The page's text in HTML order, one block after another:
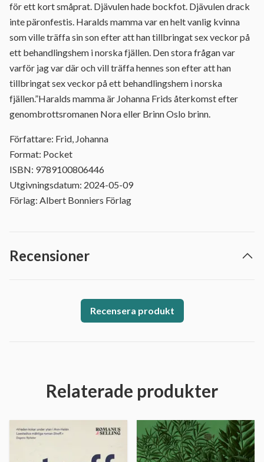
för ett kort småprat. Djävulen hade bockfot. Djävulen drack
inte päronfestis. Haralds mamma var en helt vanlig kvinna
som ville träffa sin son efter att han tillbringat sex veckor på
ett behandlingshem i norska fjällen. Den stora frågan var
varför jag var där och vill träffa hennes son efter att han
tillbringat sex veckor på ett behandlingshem i norska
fjällen.”Haralds mamma är Johanna Frids återkomst efter
genombrottsromanen Nora eller Brinn Oslo brinn.
Författare: Frid, Johanna
Format: Pocket
ISBN: 9789100806446
Utgivningsdatum: 2024-05-09
Förlag: Albert Bonniers Förlag
Recensioner
Recensera produkt
Relaterade produkter